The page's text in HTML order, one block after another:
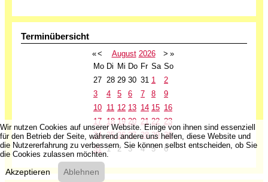
Terminübersicht
«< August 2026 > »
Mo Di Mi Do Fr Sa So
27 28 29 30 31 1
2
3
4 5 6 7 8
9
10 11 12 13 14 15 16
17 18 19 20 21 22 23
24 25 26 27 28 29 30
31 1 2 3 4 5 6
Wir nutzen Cookies auf unserer Website. Einige von ihnen sind essenziell
für den Betrieb der Seite, während andere uns helfen, diese Website und
die Nutzererfahrung zu verbessern. Sie können selbst entscheiden, ob Sie
die Cookies zulassen möchten.
Akzeptieren Ablehnen